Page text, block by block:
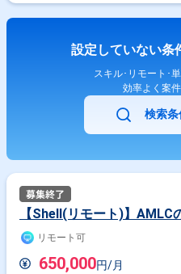
設定していない条
スキル･リモート･
効率よく案
検索条
【Shell(リモート)】AMLC
リモート可
650,000円/月